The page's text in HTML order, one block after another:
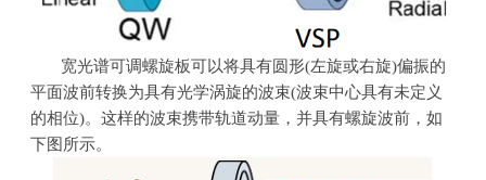
宽光谱可调螺旋板可以将具有圆形(左旋或右旋)偏振的
平面波前转换为具有光学涡旋的波束(波束中心具有未定义
的相位)。这样的波束携带轨道动量，并具有螺旋波前，如
下图所示。